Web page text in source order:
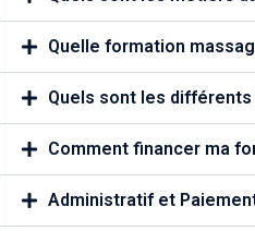
Quelle formation
Quels sont les
Comment financer ma
Administratif et